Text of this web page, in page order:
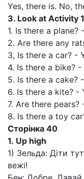
Yes, there is. No,
3. Look at Activity
1. Is there a plane?
2. Are there any
3, Is there a car? -
4. Is there a bike? -
5. Is there a cake?
6. Is there a kite? -
7. Are there
8. Is there a toy
Сторінка 40
1. Up high
1) Зельда: Діти
вежі!